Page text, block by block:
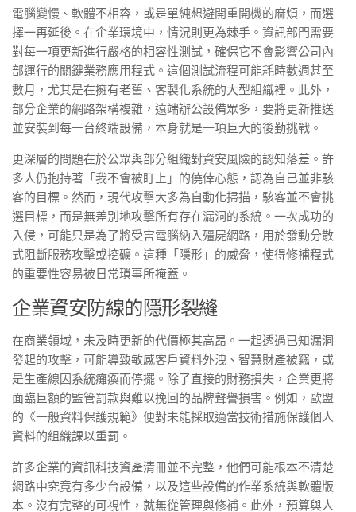
電腦變慢、軟體不相容，或是單純想避開重開機的麻煩，而選
擇一再延後。在企業環境中，情況則更為棘手。資訊部門需要
對每一項更新進行嚴格的相容性測試，確保它不會影響公司內
部運行的關鍵業務應用程式。這個測試流程可能耗時數週甚至
數月，尤其是在擁有老舊、客製化系統的大型組織裡。此外，
部分企業的網路架構複雜，遠端辦公設備眾多，要將更新推送
並安裝到每一台終端設備，本身就是一項巨大的後勤挑戰。
更深層的問題在於公眾與部分組織對資安風險的認知落差。許
多人仍抱持著「我不會被盯上」的僥倖心態，認為自己並非駭
客的目標。然而，現代攻擊大多為自動化掃描，駭客並不會挑
選目標，而是無差別地攻擊所有存在漏洞的系統。一次成功的
入侵，可能只是為了將受害電腦納入殭屍網路，用於發動分散
式阻斷服務攻擊或挖礦。這種「隱形」的威脅，使得修補程式
的重要性容易被日常瑣事所掩蓋。
企業資安防線的隱形裂縫
在商業領域，未及時更新的代價極其高昂。一起透過已知漏洞
發起的攻擊，可能導致敏感客戶資料外洩、智慧財產被竊，或
是生產線因系統癱瘓而停擺。除了直接的財務損失，企業更將
面臨巨額的監管罰款與難以挽回的品牌聲譽損害。例如，歐盟
的《一般資料保護規範》便對未能採取適當技術措施保護個人
資料的組織課以重罰。
許多企業的資訊科技資產清冊並不完整，他們可能根本不清楚
網路中究竟有多少台設備，以及這些設備的作業系統與軟體版
本。沒有完整的可視性，就無從管理與修補。此外，預算與人